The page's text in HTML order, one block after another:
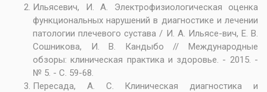
Ильясевич, И. А. Электрофизиологическая оценка
функциональных нарушений в диагностике и лечении
патологии плечевого сустава / И. А. Ильясе-вич, Е. В.
Сошникова, И. В. Кандыбо // Международные
обзоры: клиническая практика и здоровье. - 2015. -
№ 5. - С. 59-68.
Пересада, А. С. Клиническая диагностика и